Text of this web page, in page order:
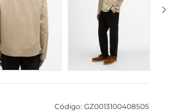
Código: GZ0013100408505